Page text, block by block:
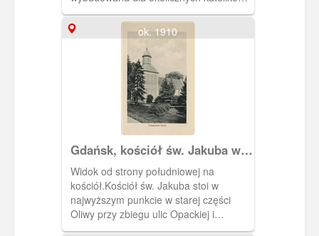
w latach 1904 - 06 wg. proj. Augusta
Menkena z Berlina. Prezbiterium
umieszczono od wschodu, wieżę
(usytuowaną asymetrycznie - od
zachodu). Pierwotnie wieża miała
wysokość 57 m (po odbudowie po II
wojnie światowej wieża ma 49 m
ok. 1910
Gdańsk, kościół św. Jakuba w
Oliwie
Widok od strony południowej na
kościół.Kościół św. Jakuba stoi w
najwyższym punkcie w starej części
Oliwy przy zbiegu ulic Opackiej i
Cystersów. Pochodzi z około 1592 roku.